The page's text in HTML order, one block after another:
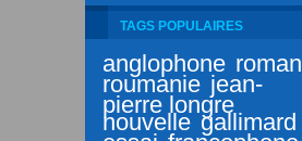
TAGS POPULAIRES
anglophone roman
roumanie jean-
pierre longre
nouvelle gallimard